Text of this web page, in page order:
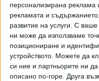
персонализирана
рекламата и
развитие на услуги. С ваше
ни може да използваме
позициониране и
устройството. Можете да
си ние и партньорите ни
описано по-горе. Друга
3 месеца
02 Окт. 2020
Мъж
19 Юли 2020